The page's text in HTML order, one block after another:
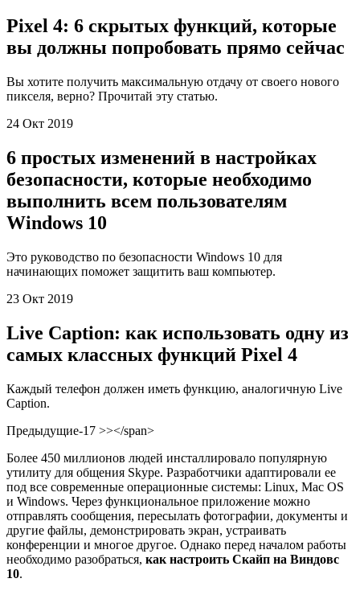
Pixel 4: 6 скрытых функций, которые
вы должны попробовать прямо сейчас
Вы хотите получить максимальную отдачу от своего нового
пикселя, верно? Прочитай эту статью.
24 Окт 2019
6 простых изменений в настройках
безопасности, которые необходимо
выполнить всем пользователям
Windows 10
Это руководство по безопасности Windows 10 для
начинающих поможет защитить ваш компьютер.
23 Окт 2019
Live Caption: как использовать одну из
самых классных функций Pixel 4
Каждый телефон должен иметь функцию, аналогичную Live
Caption.
Предыдущие-17 >></span>
Более 450 миллионов людей инсталлировало популярную
утилиту для общения Skype. Разработчики адаптировали ее
под все современные операционные системы: Linux, Mac OS
и Windows. Через функциональное приложение можно
отправлять сообщения, пересылать фотографии, документы и
другие файлы, демонстрировать экран, устраивать
конференции и многое другое. Однако перед началом работы
необходимо разобраться, как настроить Скайп на Виндовс
10.